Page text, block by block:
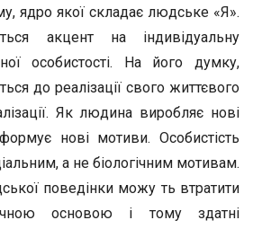
ядро якої складає людське «Я».
акцент на індивідуальну
особистості. На його думку,
до реалізації свого життєвого
Як людина виробляє нові
нові мотиви. Особистість
а не біологічним мотивам.
поведінки можу ть втратити
основою і тому здатні